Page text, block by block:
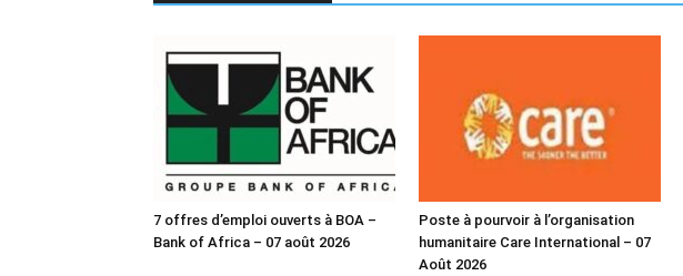
7 offres d’emploi ouverts à BOA –
Bank of Africa – 07 août 2026
Poste à pourvoir à l’organisation
humanitaire Care International – 07
Août 2026